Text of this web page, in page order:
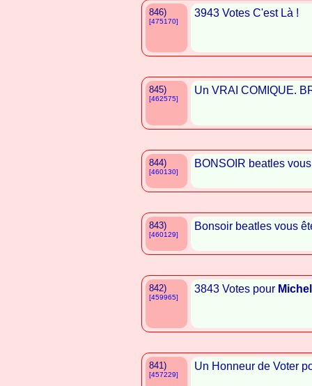
846)
[475170]
3943 Votes C'est Là !
845)
[462575]
Un VRAI COMIQUE.
844)
[460130]
BONSOIR beatles
843)
[460129]
Bonsoir beatles vous
842)
[459965]
3843 Votes pour
841)
[457229]
Un Honneur de Voter